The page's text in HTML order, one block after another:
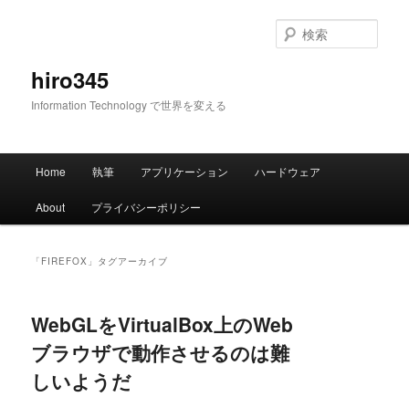
hiro345
Information Technology で世界を変える
索
メ
Home 執筆 アプリケーション ハードウェア
About プライバシーポリシー
「 FIREFOX 」タグアーカイブ
WebGLをVirtualBox上のWeb
ブラウザで動作させるのは難
しいようだ